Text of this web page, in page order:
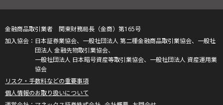
金融商品取引業者 関東財務局長（金商）第165号
日本証券業協会、一般社団法人 第二種金融商品取引業協会、一般社
団法人 金融先物取引業協会、
一般社団法人 日本暗号資産等取引業協会、一般社団法人 資産運用業
協会
リスク・手数料などの重要事項
個人情報のお取り扱いについて